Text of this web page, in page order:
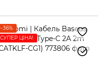
−36%
СУПЕР ЦІНА!